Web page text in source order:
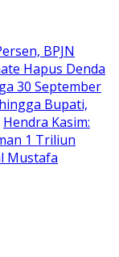
BPJN
Hapus Denda
30 September
Bupati,
Hendra Kasim:
1 Triliun
Mustafa